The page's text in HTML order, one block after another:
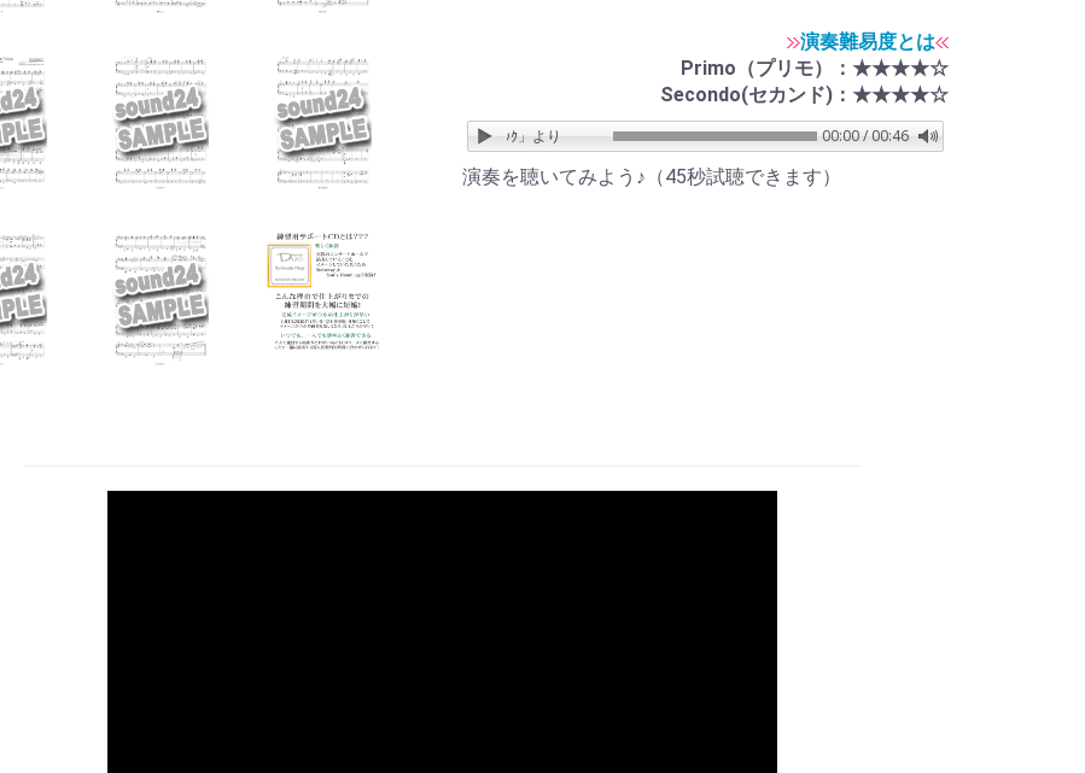
演奏難易度とは
Primo（プリモ）：★★★★☆
Secondo(セカンド)：★★★★☆
My Favorite Things（私のお気に入り）／ミュージカル「ｻｳﾝﾄﾞｵﾌﾞﾐｭｰｼﾞｯｸ」より 00:00 / 00:46
演奏を聴いてみよう♪（45秒試聴できます）